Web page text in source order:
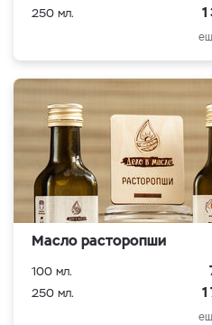
250 мл.
Масло расторопши
100 мл.
250 мл.